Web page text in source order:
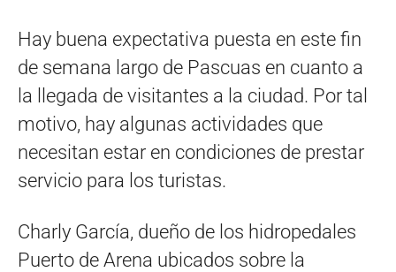
Hay buena expectativa puesta en este fin
de semana largo de Pascuas en cuanto a
la llegada de visitantes a la ciudad. Por tal
motivo, hay algunas actividades que
necesitan estar en condiciones de prestar
servicio para los turistas.
Charly García, dueño de los hidropedales
Puerto de Arena ubicados sobre la